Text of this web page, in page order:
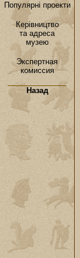
Популярні проекти
Керівництво
та адреса
музею
Экспертная
комиссия
Назад